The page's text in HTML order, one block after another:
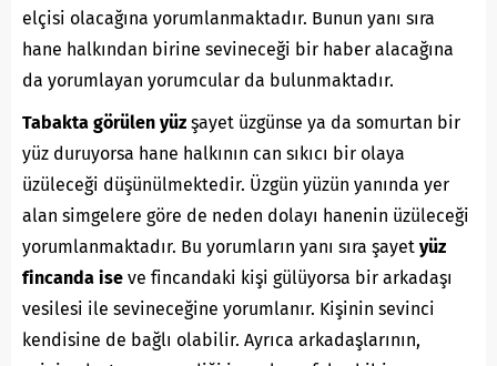
elçisi olacağına yorumlanmaktadır. Bunun yanı sıra
hane halkından birine sevineceği bir haber alacağına
da yorumlayan yorumcular da bulunmaktadır.
Tabakta görülen yüz şayet üzgünse ya da somurtan bir
yüz duruyorsa hane halkının can sıkıcı bir olaya
üzüleceği düşünülmektedir. Üzgün yüzün yanında yer
alan simgelere göre de neden dolayı hanenin üzüleceği
yorumlanmaktadır. Bu yorumların yanı sıra şayet yüz
fincanda ise ve fincandaki kişi gülüyorsa bir arkadaşı
vesilesi ile sevineceğine yorumlanır. Kişinin sevinci
kendisine de bağlı olabilir. Ayrıca arkadaşlarının,